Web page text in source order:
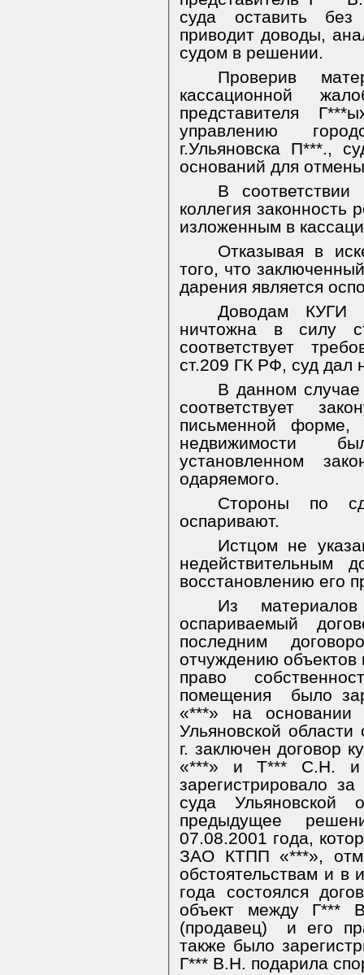
суда оставить
приводит доводы,
судом в решении.
Проверив
кассационной
представителя
управлению
г.Ульяновска П***.,
оснований для
В
коллегия законность
изложенным в
Отказывая в
того, что
дарения является
Доводам КУГИ
ничтожна в силу
соответствует
ст.209 ГК РФ, суд дал
В данном
соответствует
письменной форме,
недвижимости
установленном
одаряемого.
Стороны по
оспаривают.
Истцом не
недействительным
восстановлению его
Из
оспариваемый
последним
отчуждению
право
помещения
было
«***» на основании
Ульяновской
г. заключен договор
«***» и Т*** С.Н. и
зарегистрировало
суда Ульяновской
предыдущее
07.08.2001 года,
ЗАО КТПП «***»,
обстоятельствам и в
года состоялся
объект между Г***
(продавец)
и его
также было
Г*** В.Н. подарила